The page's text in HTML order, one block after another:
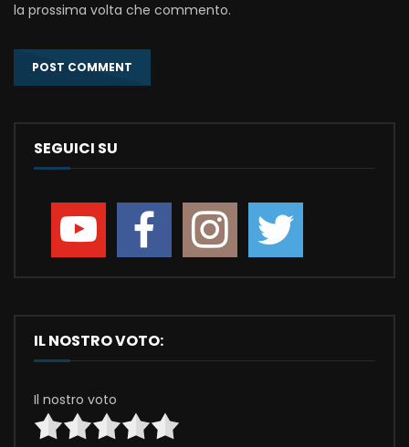
la prossima volta che commento.
SEGUICI SU
IL NOSTRO VOTO:
Il nostro voto